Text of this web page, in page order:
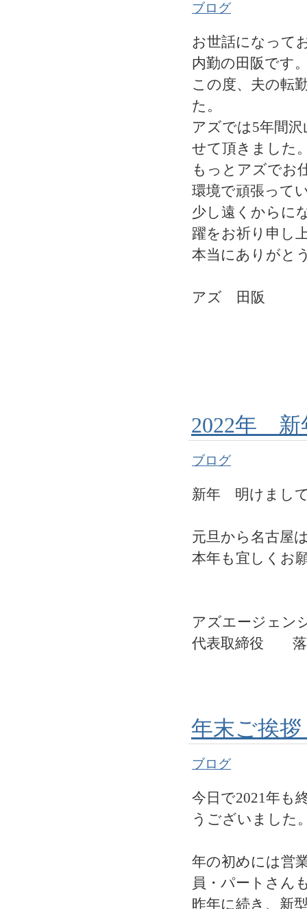
ブログ
お世話になって
内勤の田阪です
この度、夫の転
た。
アズでは5年間
せて頂きました
もっとアズでお
環境で頑張って
少し遠くからに
躍をお祈り申し
本当にありがと
アズ 田阪
2022年 新
ブログ
新年 明けまし
元旦から名古屋
本年も宜しくお
アズエージェン
代表取締役
年末ご挨
ブログ
今日で2021年
うございました
年の初めには営
員・パートさん
昨年に続き、新